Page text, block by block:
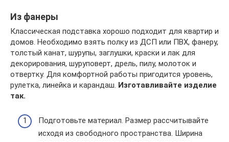
Из фанеры
Классическая подставка хорошо подходит для квартир и
домов. Необходимо взять полку из ДСП или ПВХ, фанеру,
толстый канат, шурупы, заглушки, краски и лак для
декорирования, шуруповерт, дрель, пилу, молоток и
отвертку. Для комфортной работы пригодится уровень,
рулетка, линейка и карандаш. Изготавливайте изделие
так.
Подготовьте материал. Размер рассчитывайте
исходя из свободного пространства. Ширина